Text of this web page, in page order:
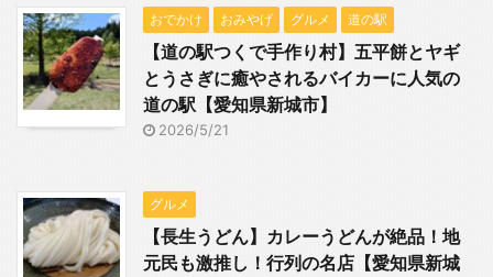
おでかけ おみやげ グルメ 道の駅
【道の駅つくで手作り村】五平餅とヤギ
とうさぎに癒やされるバイカーに人気の
道の駅【愛知県新城市】
2026/5/21
グルメ
【長生うどん】カレーうどんが絶品！地
元民も激推し！行列の名店【愛知県新城